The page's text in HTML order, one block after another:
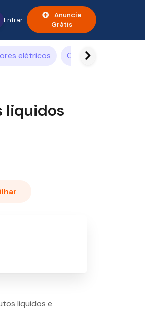
Entrar
Anuncie
Grátis
elétricos Compressor de ar
liquidos
liquidos e